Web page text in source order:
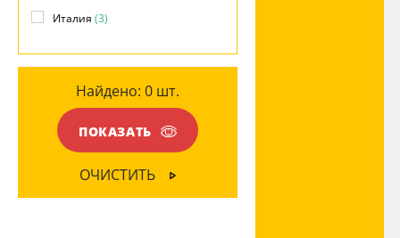
ЦВЕТ ПЛАФОНОВ
Прозрачный(3)
Италия (3)
Найдено: 0 шт.
ПОКАЗАТЬ
ОЧИСТИТЬ